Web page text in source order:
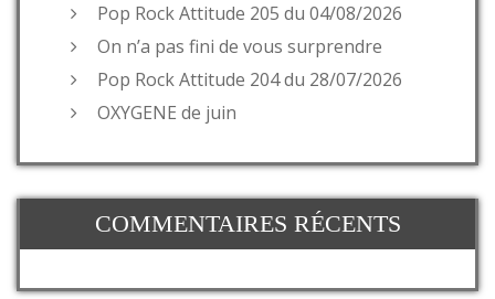
Pop Rock Attitude 205 du 04/08/2026
On n’a pas fini de vous surprendre
Pop Rock Attitude 204 du 28/07/2026
OXYGENE de juin
COMMENTAIRES RÉCENTS